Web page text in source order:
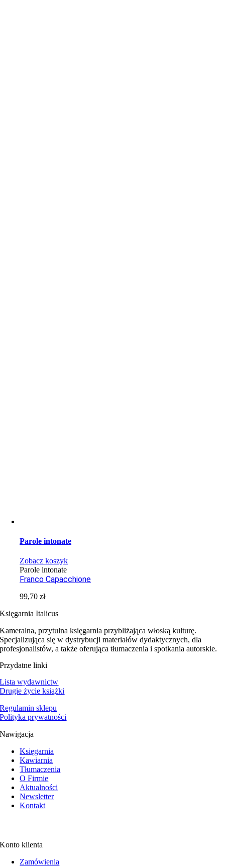
Parole intonate
Zobacz koszyk
Parole intonate
Franco Capacchione
99,70zł
Księgarnia Italicus
Kameralna, przytulna księgarnia przybliżająca włoską kulturę.
Specjalizująca się w dystrybucji materiałów dydaktycznych, dla
profesjonalistów, a także oferująca tłumaczenia i spotkania autorskie.
Przydatne linki
Lista wydawnictw
Drugie życie książki
Regulamin sklepu
Polityka prywatności
Nawigacja
Księgarnia
Kawiarnia
Tłumaczenia
O Firmie
Aktualności
Newsletter
Kontakt
Konto klienta
Zamówienia